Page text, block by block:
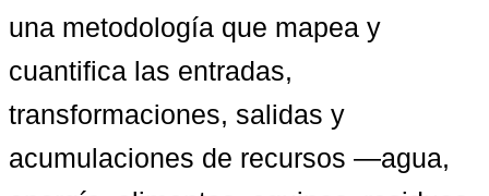
una metodología que mapea y
cuantifica las entradas,
transformaciones, salidas y
acumulaciones de recursos —agua,